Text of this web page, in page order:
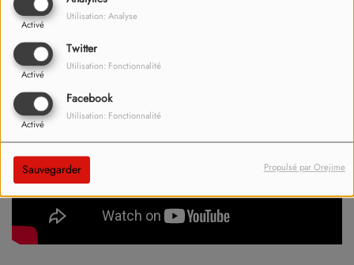
Activé
Utilisation: Analyse
Twitter
Activé
Utilisation: Fonctionnalité
Facebook
Activé
Utilisation: Fonctionnalité
Sauvegarder Propulsé par Orejime